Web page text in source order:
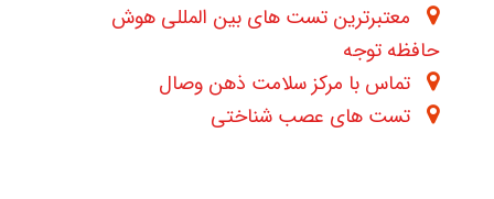
معتبرترین تست های بین المللی هوش
حافظه توجه
تماس با مرکز سلامت ذهن وصال
تست های عصب شناختی